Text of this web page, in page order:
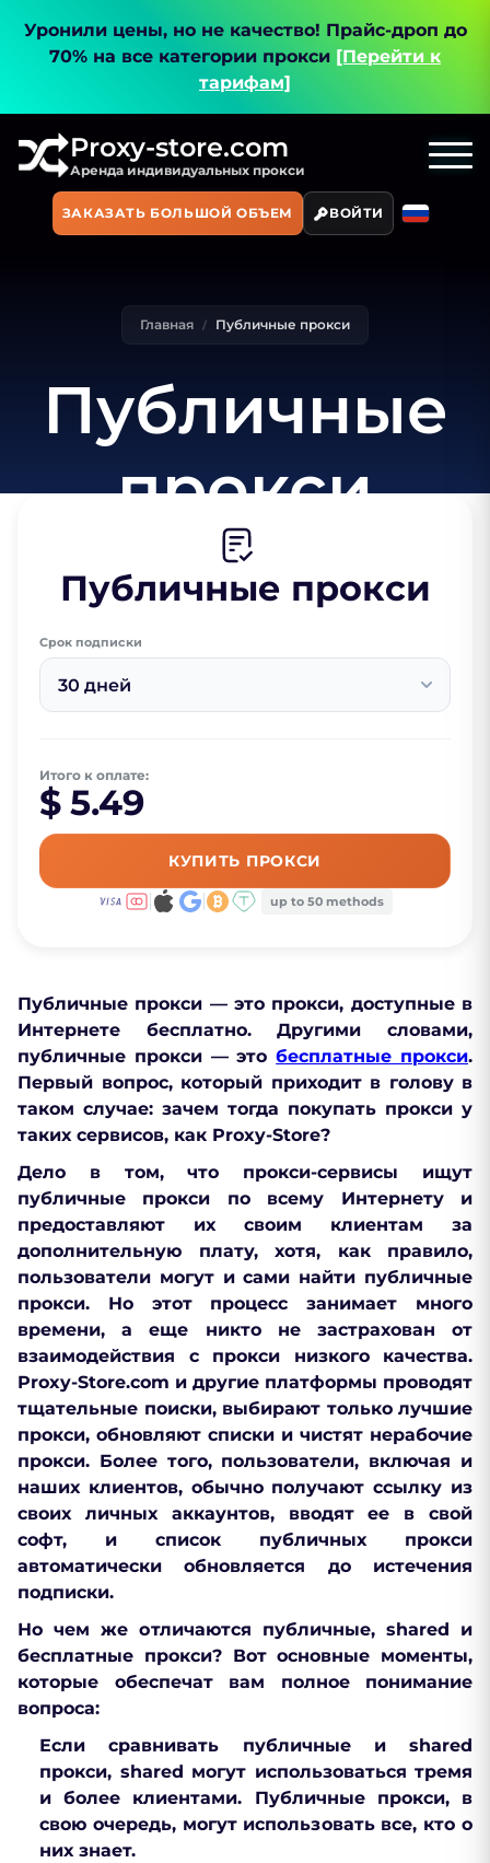
Уронили цены, но не качество! Прайс-дроп до
70% на все категории прокси [Перейти к
тарифам]
Proxy-store.com
Аренда индивидуальных прокси
ЗАКАЗАТЬ БОЛЬШОЙ ОБЪЕМ ВОЙТИ
Главная Публичные прокси
Публичные
прокси
Публичные прокси
Срок подписки
30 дней
Итого к оплате:
$ 5.49
КУПИТЬ ПРОКСИ
up to 50 methods
Публичные прокси — это прокси, доступные в
Интернете бесплатно. Другими словами,
публичные прокси — этобесплатные прокси.
Первый вопрос, который приходит в голову в
таком случае: зачем тогда покупать прокси у
таких сервисов, как Proxy-Store?
Дело в том, что прокси-сервисы ищут
публичные прокси по всему Интернету и
предоставляют их своим клиентам за
дополнительную плату, хотя, как правило,
пользователи могут и сами найти публичные
прокси. Но этот процесс занимает много
времени, а еще никто не застрахован от
взаимодействия с прокси низкого качества.
Proxy-Store.com и другие платформы проводят
тщательные поиски, выбирают только лучшие
прокси, обновляют списки и чистят нерабочие
прокси. Более того, пользователи, включая и
наших клиентов, обычно получают ссылку из
своих личных аккаунтов, вводят ее в свой
софт, и список публичных прокси
автоматически обновляется до истечения
подписки.
Но чем же отличаются публичные, shared и
бесплатные прокси? Вот основные моменты,
которые обеспечат вам полное понимание
вопроса:
Если сравнивать публичные и shared
прокси, shared могут использоваться тремя
и более клиентами. Публичные прокси, в
свою очередь, могут использовать все, кто о
них знает.